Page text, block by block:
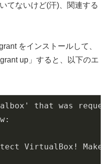
てないけど(汗)、関連する
をインストールして、
up」すると、以下のエ
that was
VirtualBox!